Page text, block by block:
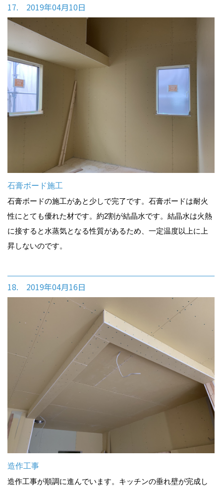
17. 2019年04月10日
石膏ボード施工
石膏ボードの施工があと少しで完了です。石膏ボードは耐火
性にとても優れた材です。約2割が結晶水です。結晶水は火熱
に接すると水蒸気となる性質があるため、一定温度以上に上
昇しないのです。
18. 2019年04月16日
造作工事
造作工事が順調に進んでいます。キッチンの垂れ壁が完成し